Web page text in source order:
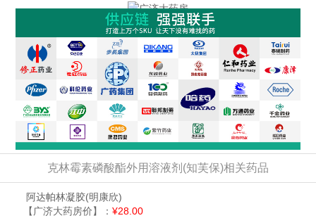
克林霉素磷酸酯外用溶液剂(知芙保)相关药品
阿达帕林凝胶(明康欣)
【广济大药房价】： ¥28.00